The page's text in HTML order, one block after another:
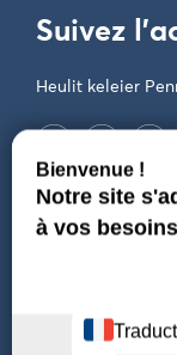
Suivez
Heulit keleier
QUI SOMMES-NOUS